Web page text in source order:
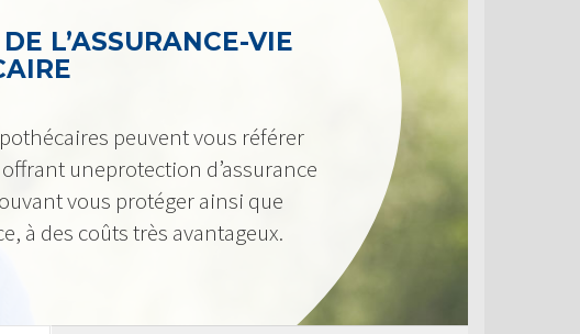
L’ASSURANCE-VIE
peuvent vous référer
uneprotection d’assurance
vous protéger ainsi que
à des coûts très avantageux.